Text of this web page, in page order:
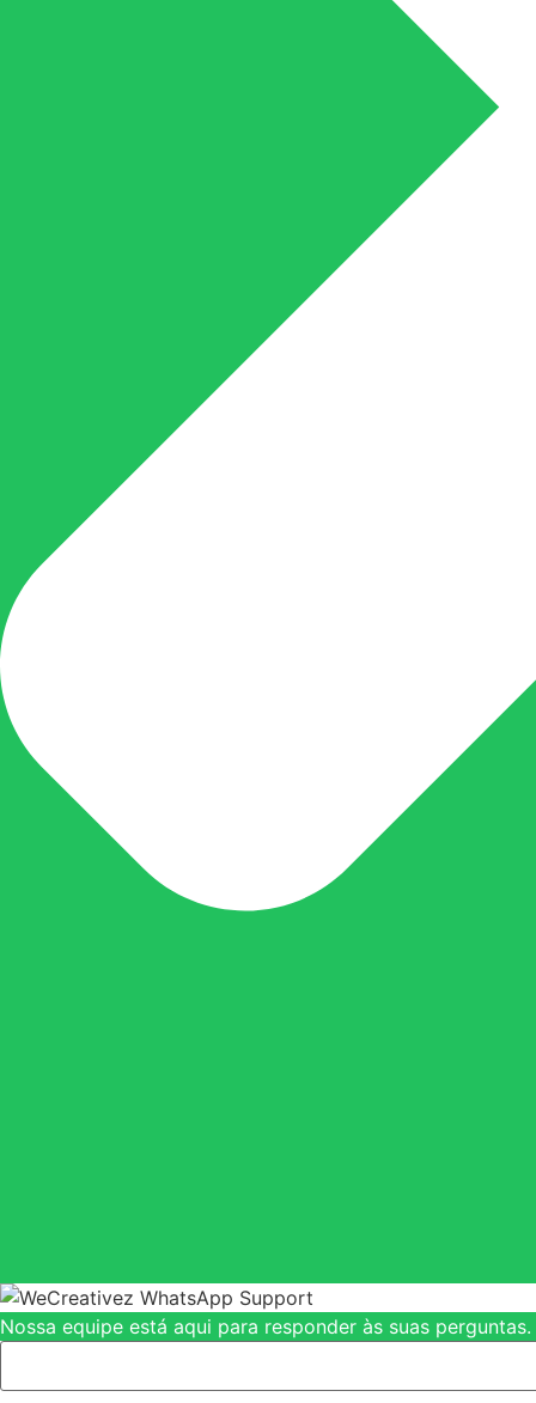
Nossa equipe está aqui para responder às suas